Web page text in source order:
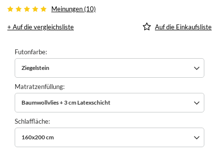
Meinungen (10)
+ Auf die vergleichsliste Auf die Einkaufsliste
Futonfarbe
Ziegelstein
Matratzenfüllung
Baumwollvlies + 3 cm Latexschicht
Schlaffläche
160x200 cm